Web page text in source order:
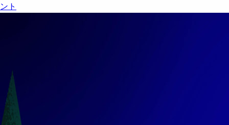
ント